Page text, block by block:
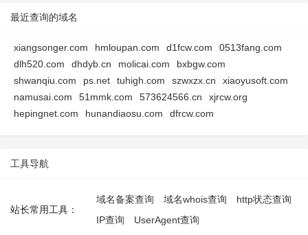
最近查询的域名
xiangsonger.com hmloupan.com d1fcw.com
0513fang.com
dlh520.com
dhdyb.cn molicai.com
bxbgw.com
shwanqiu.com
ps.net tuhigh.com szwxzx.cn
xiaoyusoft.com
namusai.com
51mmk.com 573624566.cn
xjrcw.org
hepingnet.com
hunandiaosu.com dfrcw.com
工具导航
站长常用工具：
域名备案查询 域名whois查询
http状态查询
IP查询
UserAgent查询